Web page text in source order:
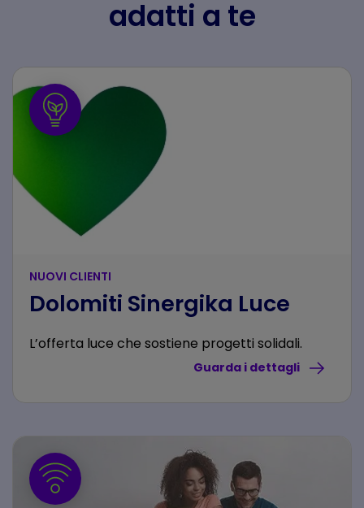
adatti a te
NUOVI CLIENTI
Dolomiti Sinergika Luce
L’offerta luce che sostiene progetti solidali.
Guarda i dettagli